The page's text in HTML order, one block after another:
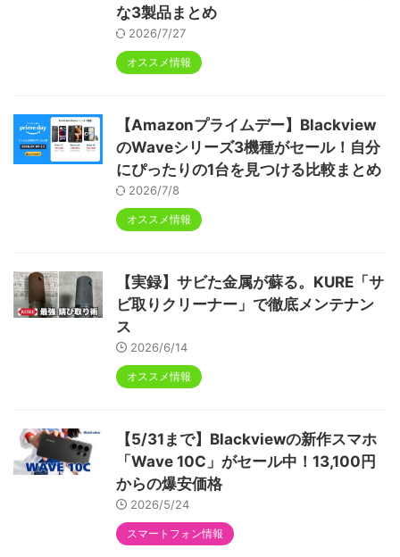
な3製品まとめ
2026/7/27
オススメ情報
【Amazonプライムデー】Blackview
のWaveシリーズ3機種がセール！自分
にぴったりの1台を見つける比較まとめ
2026/7/8
オススメ情報
【実録】サビた金属が蘇る。KURE「サ
ビ取りクリーナー」で徹底メンテナン
ス
2026/6/14
オススメ情報
【5/31まで】Blackviewの新作スマホ
「Wave 10C」がセール中！13,100円
からの爆安価格
2026/5/24
スマートフォン情報